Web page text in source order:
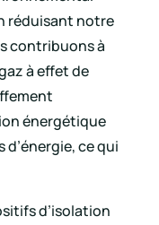
réduisant notre
contribuons à
à effet de
énergétique
ce qui
d’isolation